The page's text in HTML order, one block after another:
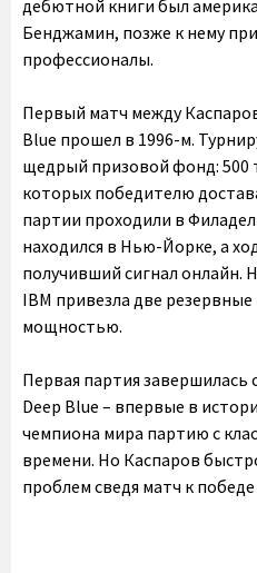
дебютной книги был
Бенджамин, позже к нему
профессионалы.
Первый матч между
Blue прошел в 1996-м.
щедрый призовой фонд: 500
которых победителю
партии проходили в
находился в Нью-Йорке, а
получивший сигнал онлайн.
IBM привезла две
мощностью.
Первая партия
Deep Blue – впервые в
чемпиона мира партию с
времени. Но Каспаров
проблем сведя матч к победе